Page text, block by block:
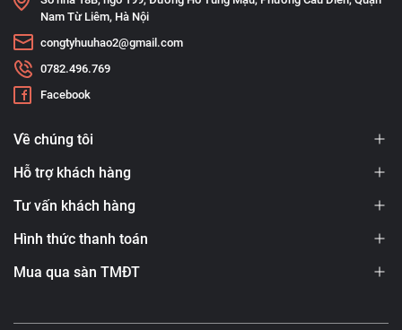
Nam Từ Liêm, Hà Nội
congtyhuuhao2@gmail.com
0782.496.769
Facebook
Về chúng tôi
Hỗ trợ khách hàng
Tư vấn khách hàng
Hình thức thanh toán
Mua qua sàn TMĐT